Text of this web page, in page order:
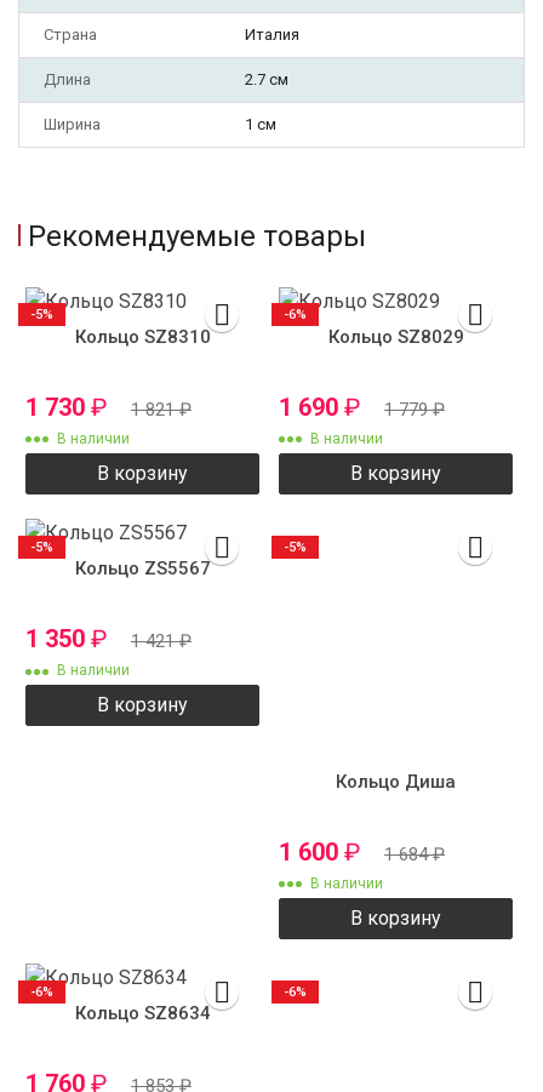
Страна Италия
Длина 2.7 см
Ширина 1 см
Рекомендуемые товары
Кольцо SZ8310
1 730 ₽ 1 821₽
В наличии
В корзину
-5%
Кольцо SZ8029
1 690 ₽ 1 779₽
В наличии
В корзину
-6%
Кольцо ZS5567
1 350 ₽ 1 421₽
В наличии
В корзину
-5%
Кольцо Диша
1 600 ₽ 1 684₽
В наличии
В корзину
-5%
Кольцо SZ8634
1 760 ₽ 1 853₽
-6% -6%